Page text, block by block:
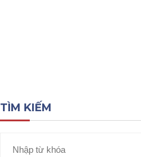
TÌM KIẾM